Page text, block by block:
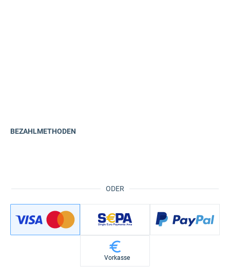
ODER
BEZAHLMETHODEN
Vorkasse